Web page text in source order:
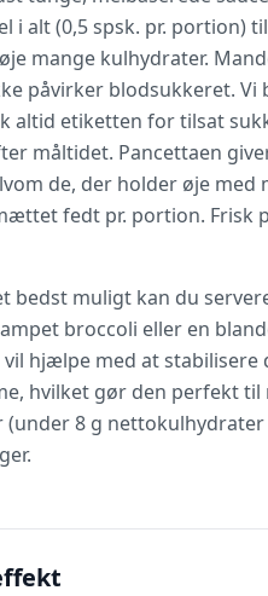
i alt (0,5 spsk. pr. portion)
mange kulhydrater.
påvirker blodsukkeret.
altid etiketten for tilsat
måltidet. Pancettaen
de, der holder øje
fedt pr. portion.
bedst muligt kan du
broccoli eller en
hjælpe med at
hvilket gør den perfekt
8 g